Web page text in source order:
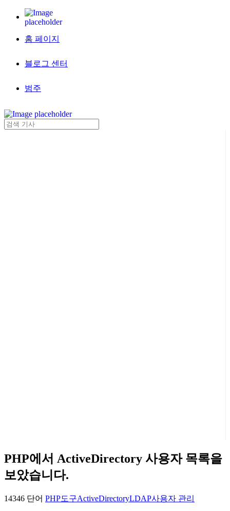
홈 페이지
블로그 센터
범주
PHP에서 ActiveDirectory 사용자 목록을
보았습니다.
14346 단어 PHP도구ActiveDirectoryLDAP사용자 관리